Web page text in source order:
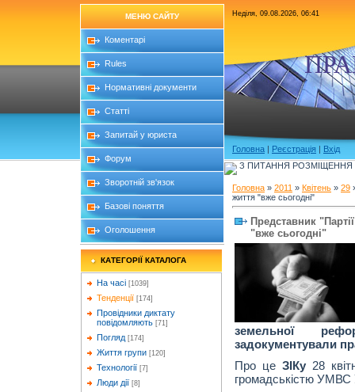
МЕНЮ САЙТУ
Коментарі
Rules
Нормативні документи
Статті
Запитай у юриста
Форум
Зворотній зв'язок
Базові поняття
Оголошення
КАТЕГОРІЇ КАТАЛОГА
На часі [1039]
Тенденції [174]
Провідники диктату
повідомляють [71]
Погляд [174]
Життя групи [120]
Технології [7]
Люди дії [8]
Неділя, 09.08.2026, 06:41
Головна | Реєстрація | Вхід
З ПИТАННЯ РОЗМІЩЕННЯ
Головна » 2011 » Квітень » 29
життя "вже сьогодні"
Представник
"вже сьогодні"
земельної
задокументували
Про цеЗІКу 28
громадськістю УМВС